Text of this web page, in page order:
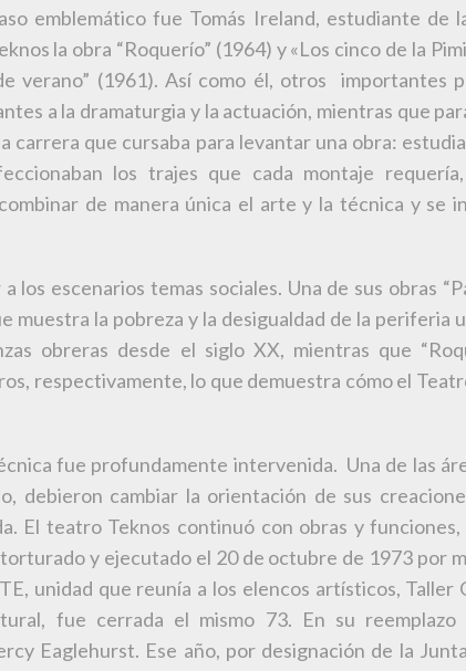
emblemático fue Tomás Ireland, estudiante de
la obra “Roquerío” (1964) y «Los cinco de la
verano” (1961). Así como él, otros importantes
a la dramaturgia y la actuación, mientras que
que cursaba para levantar una obra:
los trajes que cada montaje
de manera única el arte y la técnica y
los escenarios temas sociales. Una de sus obras
muestra la pobreza y la desigualdad de la periferia
obreras desde el siglo XX, mientras que
respectivamente, lo que demuestra cómo el
fue profundamente intervenida. Una de las
debieron cambiar la orientación de sus
El teatro Teknos continuó con obras y
y ejecutado el 20 de octubre de 1973 por
unidad que reunía a los elencos artísticos,
fue cerrada el mismo 73. En su
Eaglehurst. Ese año, por designación de la